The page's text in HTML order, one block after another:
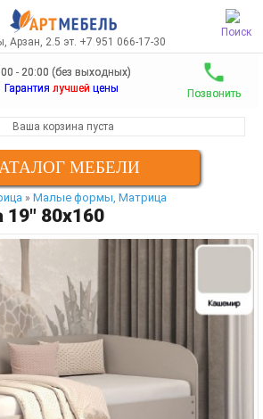
Поиск
Арзан, 2.5 эт. +7 951 066-17-30
- 20:00 (без выходных)
Гарантия лучшей цены Позвонить
Ваша корзина пуста
МЕБЕЛИ
» Малые формы, Матрица
80х160